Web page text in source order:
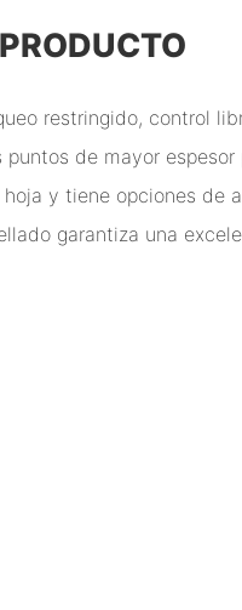
restringido, control
de mayor espesor
y tiene opciones de
garantiza una